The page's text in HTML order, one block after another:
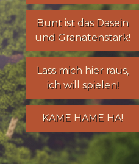
Bunt ist das Dasein
und Granatenstark!
Lass mich hier raus,
ich will spielen!
KAME HAME HA!